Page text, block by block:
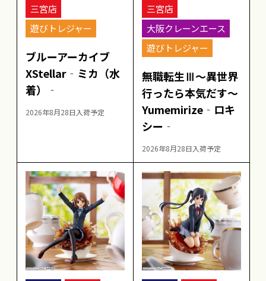
三宮店
遊びトレジャー
ブルーアーカイブ
XStellar‐ミカ（水
着）‐
2026年8月28日入荷予定
三宮店
大阪クレーンエース
遊びトレジャー
無職転生Ⅲ～異世界
行ったら本気だす～
Yumemirize‐ロキ
シー‐
2026年8月28日入荷予定